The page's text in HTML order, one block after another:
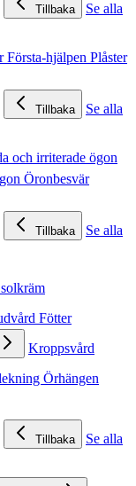
Tillbaka
Se alla
Första-hjälpen Plåster
Tillbaka
Se alla
och irriterade ögon
Öronbesvär
Tillbaka
Se alla
Fötter
Kroppsvård
Örhängen
Tillbaka
Se alla